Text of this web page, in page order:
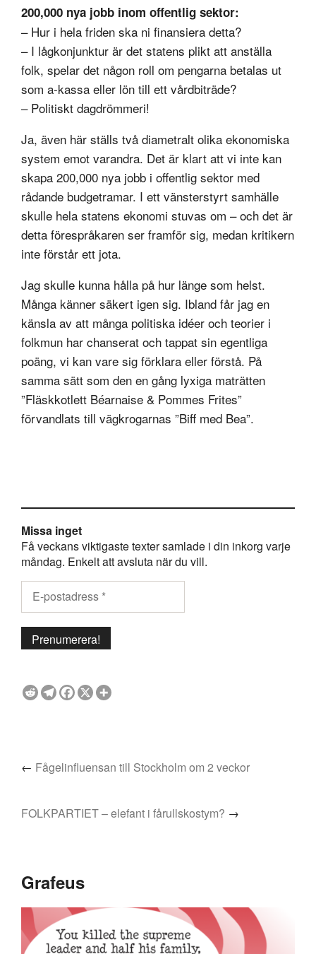
200,000 nya jobb inom offentlig sektor:
– Hur i hela friden ska ni finansiera detta?
– I lågkonjunktur är det statens plikt att anställa
folk, spelar det någon roll om pengarna betalas ut
som a-kassa eller lön till ett vårdbiträde?
– Politiskt dagdrömmeri!
Ja, även här ställs två diametralt olika ekonomiska
system emot varandra. Det är klart att vi inte kan
skapa 200,000 nya jobb i offentlig sektor med
rådande budgetramar. I ett vänsterstyrt samhälle
skulle hela statens ekonomi stuvas om – och det är
detta förespråkaren ser framför sig, medan kritikern
inte förstår ett jota.
Jag skulle kunna hålla på hur länge som helst.
Många känner säkert igen sig. Ibland får jag en
känsla av att många politiska idéer och teorier i
folkmun har chanserat och tappat sin egentliga
poäng, vi kan vare sig förklara eller förstå. På
samma sätt som den en gång lyxiga maträtten
”Fläskkotlett Béarnaise & Pommes Frites”
förvandlats till vägkrogarnas ”Biff med Bea”.
Missa inget
Få veckans viktigaste texter samlade i din inkorg varje
måndag. Enkelt att avsluta när du vill.
← Fågelinfluensan till Stockholm om 2 veckor
FOLKPARTIET – elefant i fårullskostym? →
Grafeus